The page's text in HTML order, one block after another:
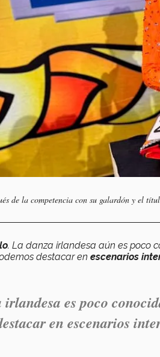
de la competencia con su galardón y el
. La danza irlandesa aún es poco
destacar en escenarios
irlandesa es poco
en escenarios